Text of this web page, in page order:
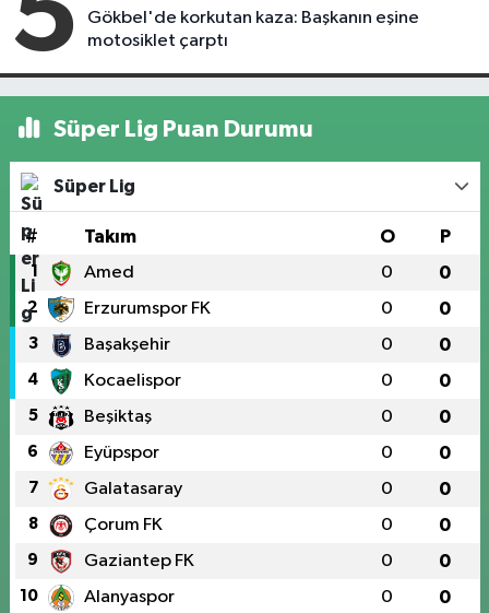
Gökbel'de korkutan kaza: Başkanın eşine
motosiklet çarptı
Süper Lig Puan Durumu
Süper Lig
# Takım O P
1 Amed 0 0
2 Erzurumspor FK 0 0
3 Başakşehir 0 0
4 Kocaelispor 0 0
5 Beşiktaş 0 0
6 Eyüpspor 0 0
7 Galatasaray 0 0
8 Çorum FK 0 0
9 Gaziantep FK 0 0
10 Alanyaspor 0 0